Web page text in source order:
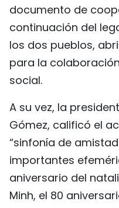
documento de
continuación del
los dos pueblos,
para la
social.
A su vez, la
Gómez, calificó el
“sinfonía de
importantes
aniversario del
Minh, el 80